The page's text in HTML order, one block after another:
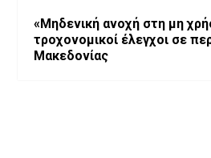
«Μηδενική ανοχή στη μη
τροχονομικοί έλεγχοι σε
Μακεδονίας